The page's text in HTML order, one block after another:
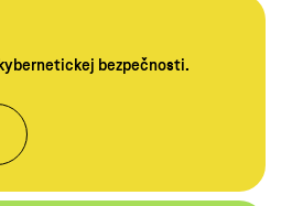
bezpečnosti.